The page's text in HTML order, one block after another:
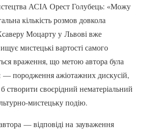
АСІА Орест Голубець: «Можу
кількість розмов довкола
Моцарту у Львові вже
мистецькі вартості самого
враження, що метою автора була
— породження ажіотажних дискусій,
створити своєрідний нематеріальний
мистецьку подію.
— відповіді на зауваження